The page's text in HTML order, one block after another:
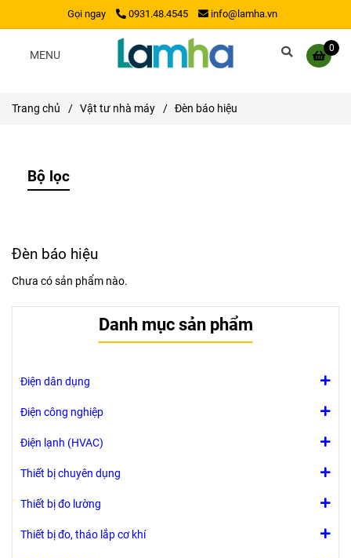
Gọi ngay 0931.48.4545 info@lamha.vn
0
MENU
Trang chủ / Vật tư nhà máy / Đèn báo hiệu
Bộ lọc
Đèn báo hiệu
Chưa có sản phẩm nào.
Danh mục sản phẩm
Điện dân dụng
Điện công nghiệp
Điện lạnh (HVAC)
Thiết bị chuyên dụng
Thiết bị đo lường
Thiết bị đo, tháo lắp cơ khí